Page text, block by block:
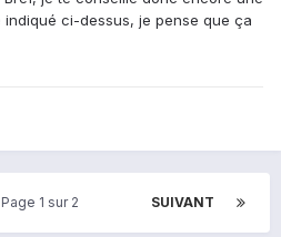
ci-dessus, je pense que ça
SUIVANT
Page 1 sur 2